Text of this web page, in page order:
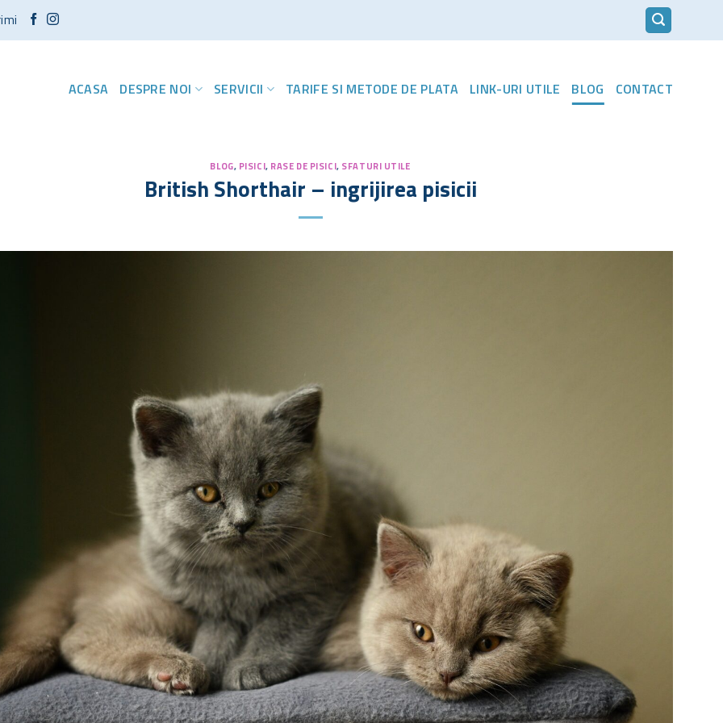
ACASA DESPRE NOI SERVICII TARIFE SI METODE DE PLATA LINK-URI UTILE BLOG CONTACT
BLOG, PISICI, RASE DE PISICI, SFATURI UTILE
British Shorthair – ingrijirea pisicii